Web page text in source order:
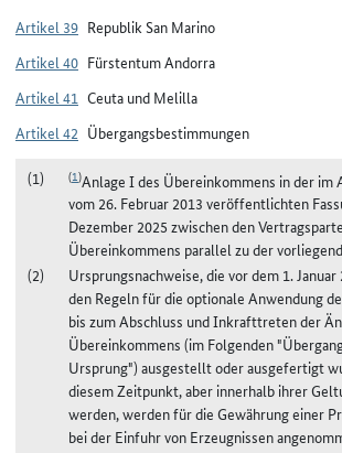
Artikel 39 Republik San Marino
Artikel 40 Fürstentum Andorra
Artikel 41 Ceuta und Melilla
Artikel 42 Übergangsbestimmungen
(1)Anlage I des Übereinkommens in der
vom 26. Februar 2013 veröffentlichten
Dezember 2025 zwischen den
Übereinkommens parallel zu der
Ursprungsnachweise, die vor dem 1.
den Regeln für die optionale Anwendung
bis zum Abschluss und Inkrafttreten der
Übereinkommens (im Folgenden
Ursprung") ausgestellt oder ausgefertigt
diesem Zeitpunkt, aber innerhalb ihrer
werden, werden für die Gewährung einer
bei der Einfuhr von Erzeugnissen